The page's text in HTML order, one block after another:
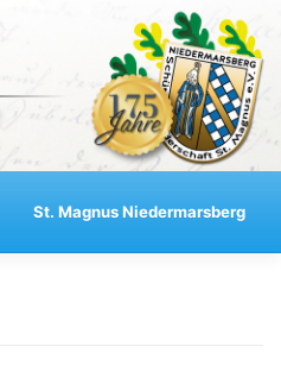
St. Magnus Niedermarsberg